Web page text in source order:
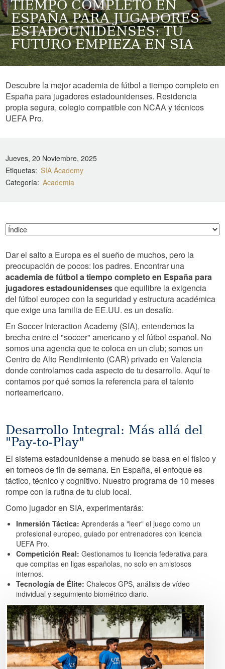
TIEMPO COMPLETO EN
ESPAÑA PARA JUGADORES
ESTADOUNIDENSES: TU
FUTURO EMPIEZA EN SIA
Descubre la mejor academia de fútbol a tiempo completo en
España para jugadores estadounidenses. Residencia
propia segura, colegio compatible con NCAA y técnicos
UEFA Pro.
Jueves, 20 Noviembre, 2025
Etiquetas SIA Academy
Categoría Academia
Dar el salto a Europa es el sueño de muchos, pero la
preocupación de pocos: los padres. Encontrar una
academia de fútbol a tiempo completo en España para
jugadores estadounidensesque equilibre la exigencia
del fútbol europeo con la seguridad y estructura académica
que exige una familia de EE.UU. es un desafío.
En Soccer Interaction Academy (SIA), entendemos la
brecha entre el "soccer" americano y el fútbol español. No
somos una agencia que te coloca en un club; somos un
Centro de Alto Rendimiento (CAR) privado en Valencia
donde controlamos cada aspecto de tu desarrollo. Aquí te
contamos por qué somos la referencia para el talento
norteamericano.
Desarrollo Integral: Más allá del
"Pay-to-Play"
El sistema estadounidense a menudo se basa en el físico y
en torneos de fin de semana. En España, el enfoque es
táctico, técnico y cognitivo. Nuestro programa de 10 meses
rompe con la rutina de tu club local.
Como jugador en SIA, experimentarás:
Inmersión Táctica: Aprenderás a "leer" el juego como un
profesional europeo, guiado por entrenadores con licencia
UEFA Pro.
Competición Real: Gestionamos tu licencia federativa para
que compitas en ligas españolas, no solo en amistosos
internos.
Tecnología de Élite: Chalecos GPS, análisis de vídeo
individual y seguimiento biométrico diario.
Image